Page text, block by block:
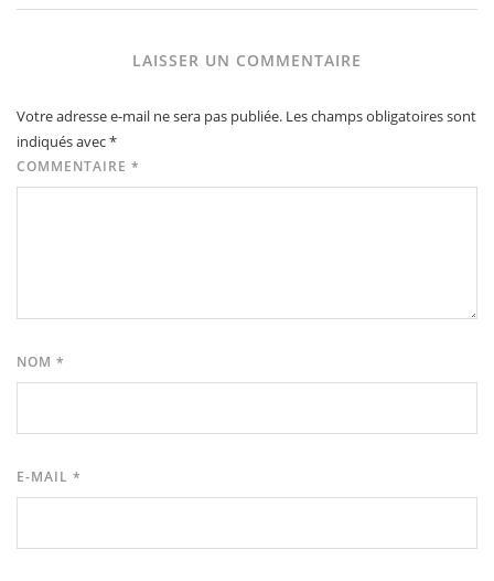
LAISSER UN COMMENTAIRE
Votre adresse e-mail ne sera pas publiée. Les champs obligatoires sont
indiqués avec*
COMMENTAIRE *
NOM *
E-MAIL *